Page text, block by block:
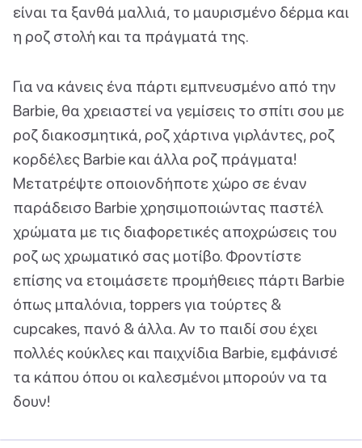
είναι τα ξανθά μαλλιά, το μαυρισμένο δέρμα και
η ροζ στολή και τα πράγματά της.
Για να κάνεις ένα πάρτι εμπνευσμένο από την
Barbie, θα χρειαστεί να γεμίσεις το σπίτι σου με
ροζ διακοσμητικά, ροζ χάρτινα γιρλάντες, ροζ
κορδέλες Barbie και άλλα ροζ πράγματα!
Μετατρέψτε οποιονδήποτε χώρο σε έναν
παράδεισο Barbie χρησιμοποιώντας παστέλ
χρώματα με τις διαφορετικές αποχρώσεις του
ροζ ως χρωματικό σας μοτίβο. Φροντίστε
επίσης να ετοιμάσετε προμήθειες πάρτι Barbie
όπως μπαλόνια, toppers για τούρτες &
cupcakes, πανό & άλλα. Αν το παιδί σου έχει
πολλές κούκλες και παιχνίδια Barbie, εμφάνισέ
τα κάπου όπου οι καλεσμένοι μπορούν να τα
δουν!